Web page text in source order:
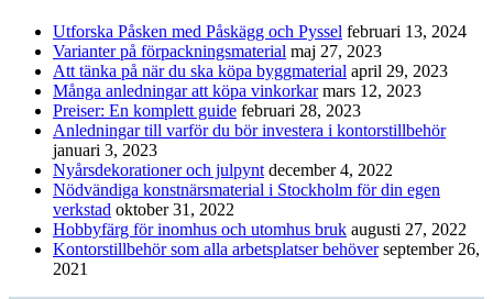
Utforska Påsken med Påskägg och Pyssel februari 13, 2024
Varianter på förpackningsmaterial maj 27, 2023
Att tänka på när du ska köpa byggmaterial april 29, 2023
Många anledningar att köpa vinkorkar mars 12, 2023
Preiser: En komplett guide februari 28, 2023
Anledningar till varför du bör investera i kontorstillbehör
januari 3, 2023
Nyårsdekorationer och julpynt december 4, 2022
Nödvändiga konstnärsmaterial i Stockholm för din egen
verkstad oktober 31, 2022
Hobbyfärg för inomhus och utomhus bruk augusti 27, 2022
Kontorstillbehör som alla arbetsplatser behöver september 26,
2021